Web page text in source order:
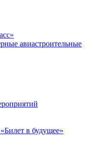
авиастроительные
в будущее»